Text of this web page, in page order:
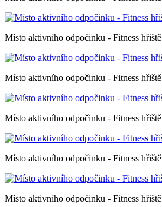
Místo aktivního odpočinku - Fitness hřiště
Místo aktivního odpočinku - Fitness hřiště
Místo aktivního odpočinku - Fitness hřiště
Místo aktivního odpočinku - Fitness hřiště
Místo aktivního odpočinku - Fitness hřiště